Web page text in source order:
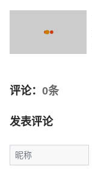
评论： 0条
发表评论